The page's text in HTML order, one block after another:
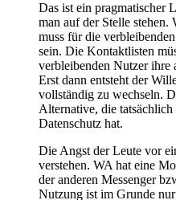
Das ist ein pragmatischer
man auf der Stelle stehen.
muss für die
sein. Die Kontaktlisten
verbleibenden Nutzer ihre
Erst dann entsteht der
vollständig zu wechseln.
Alternative, die
Datenschutz hat.
Die Angst der Leute vor
verstehen. WA hat eine
der anderen Messenger
Nutzung ist im Grunde